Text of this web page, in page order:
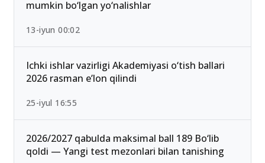
Qabul-2026: Eng past o‘tish ballari bilan kirish
mumkin bo‘lgan yo‘nalishlar
13-iyun 00:02
Ichki ishlar vazirligi Akademiyasi o‘tish ballari
2026 rasman e’lon qilindi
25-iyul 16:55